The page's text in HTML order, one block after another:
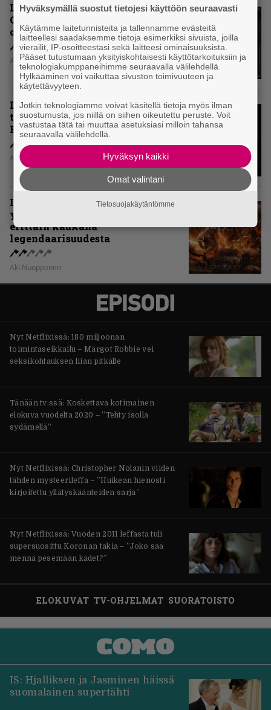
Levyarvio: Dirkschneider & The
Old Gang -albumista ei aina tiedä,
onko se tosissaan tehty vai ei
Aki Nuopponen
Levyarvio: Onko Steelbound jo
täydellisintä mahdollista Battle
Beastia?
Aki Nuopponen
Levyarvio: Sabaton on
yhdennellätoista albumillaan
erittäin kaukana
legendaarisuudesta
Aki Nuopponen
Nyt Netflixissä: 180 miljoonan
toimintaseikkailu – Margot Robbie vei
seksikohtauksen liian pitkälle
Tänään tv:ssä: Koskettava kotimainen
elokuva vuodelta 2020 – ”Tehty isolla
sydämellä”
Nyt Netflixissä: Christopher Nolanin viiden
tähden mysteerileffa – ”Huikean hienosti
kirjoitettu yllätyskäänteiden sarja”
Nyt Netflixissä: Vuoden 2011 leffasta tuli
supersuosittu Koronan takia – ”Joko saa
mennä pesemään kädet?”
ELOKUVAT TV-OHJELMAT SUORATOISTO
IS: Hjalliksen ja Jasminen häissä
suomalainen supertähti
Hyväksymällä suostut tietojesi käyttöön seuraavasti
Käytämme laitetunnisteita ja tallennamme evästeitä
laitteellesi saadaksemme tietoja esimerkiksi sivuista, joilla
vierailit, IP-osoitteestasi sekä laitteesi ominaisuuksista.
Pääset tutustumaan yksityiskohtaisesti käyttötarkoituksiin ja
teknologiakumppaneihimme seuraavalla välilehdellä.
Hylkääminen voi vaikuttaa sivuston toimivuuteen ja
käytettävyyteen.
Jotkin teknologiamme voivat käsitellä tietoja myös ilman
suostumusta, jos niillä on siihen oikeutettu peruste. Voit
vastustaa tätä tai muuttaa asetuksiasi milloin tahansa
seuraavalla välilehdellä.
Hyväksyn kaikki
Omat valintani
Tietosuojakäytäntömme